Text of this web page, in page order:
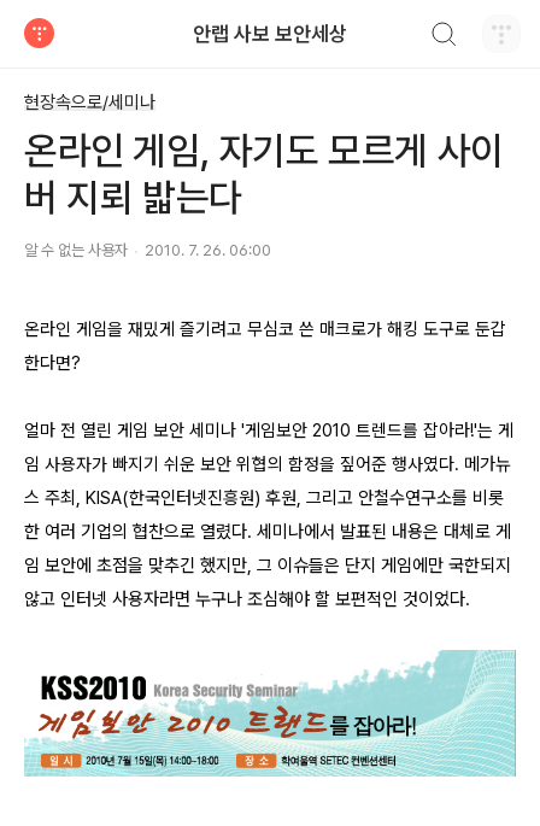
안랩 사보 보안세상
현장속으로/세미나
온라인 게임, 자기도 모르게 사이
버 지뢰 밟는다
알 수 없는 사용자 2010. 7. 26. 06:00
온라인 게임을 재밌게 즐기려고 무심코 쓴 매크로가 해킹 도구로 둔갑
한다면?
얼마 전 열린 게임 보안 세미나 '게임보안 2010 트렌드를 잡아라!'는 게
임 사용자가 빠지기 쉬운 보안 위협의 함정을 짚어준 행사였다. 메가뉴
스 주최, KISA(한국인터넷진흥원) 후원, 그리고 안철수연구소를 비롯
한 여러 기업의 협찬으로 열렸다. 세미나에서 발표된 내용은 대체로 게
임 보안에 초점을 맞추긴 했지만, 그 이슈들은 단지 게임에만 국한되지
않고 인터넷 사용자라면 누구나 조심해야 할 보편적인 것이었다.